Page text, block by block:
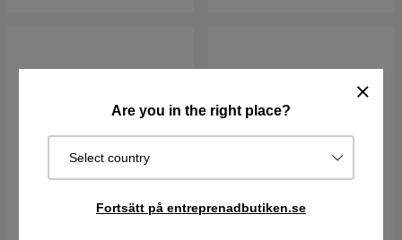
Are you in the right place?
Select country
Fortsätt på entreprenadbutiken.se